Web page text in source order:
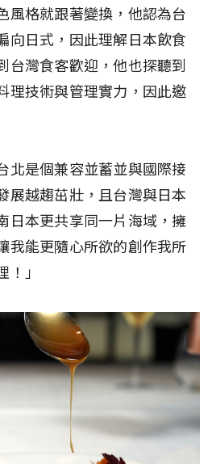
風格就跟著變換，他認為台
向日式，因此理解日本飲食
台灣食客歡迎，他也探聽到
理技術與管理實力，因此邀
北是個兼容並蓄並與國際接
展越趨茁壯，且台灣與日本
日本更共享同一片海域，擁
我能更隨心所欲的創作我所
」